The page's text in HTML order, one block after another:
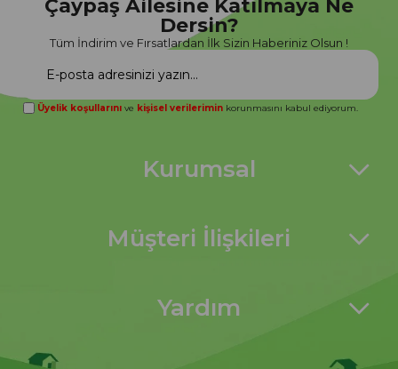
Çaypaş Ailesine Katılmaya Ne
Dersin?
Tüm İndirim ve Fırsatlardan İlk Sizin Haberiniz Olsun !
Üyelik koşullarını ve kişisel verilerimin korunmasını kabul ediyorum.
Kurumsal
Müşteri İlişkileri
Yardım